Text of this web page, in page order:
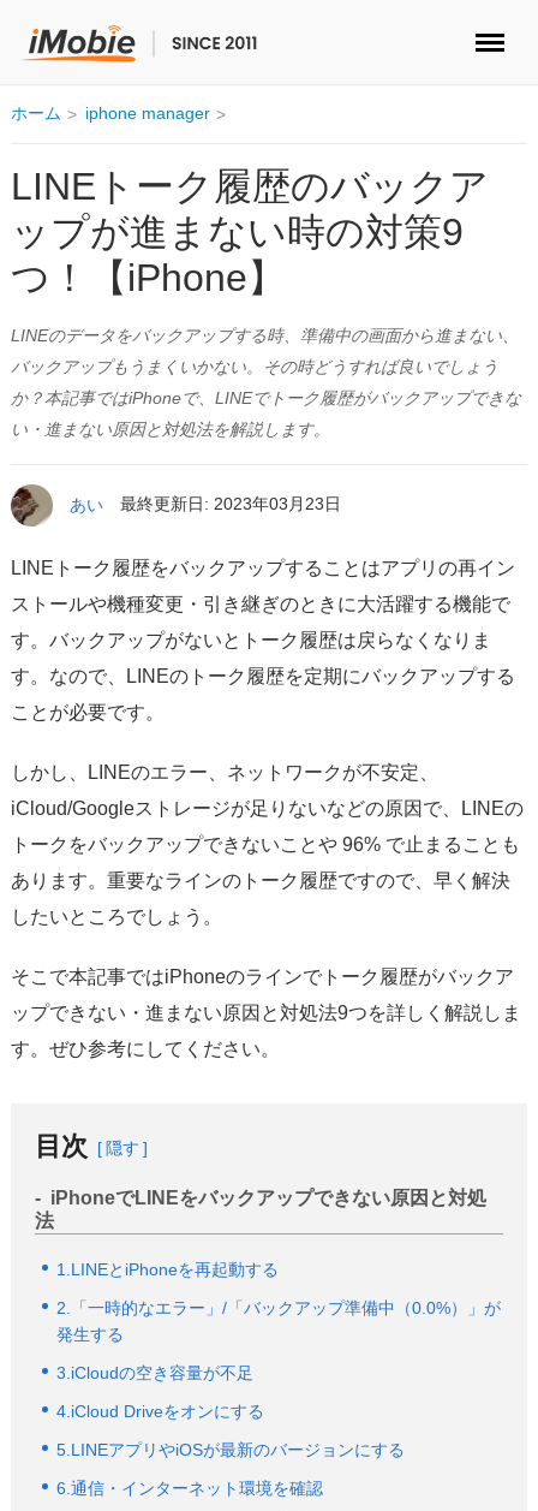
ロック解除&データ復元
データ転送
マルチメディア
便利ツール
ソリューション
ストア
ダウンロード
サポート
言語選択
ホーム iphone manager
LINEトーク履歴のバックア
ップが進まない時の対策9
つ！【iPhone】
LINEのデータをバックアップする時、準備中の画面から進まない、
バックアップもうまくいかない。その時どうすれば良いでしょう
か？本記事ではiPhoneで、LINEでトーク履歴がバックアップできな
い・進まない原因と対処法を解説します。
あい 最終更新日: 2023年03月23日
LINEトーク履歴をバックアップすることはアプリの再イン
ストールや機種変更・引き継ぎのときに大活躍する機能で
す。バックアップがないとトーク履歴は戻らなくなりま
す。なので、LINEのトーク履歴を定期にバックアップする
ことが必要です。
しかし、LINEのエラー、ネットワークが不安定、
iCloud/Googleストレージが足りないなどの原因で、LINEの
トークをバックアップできないことや 96% で止まることも
あります。重要なラインのトーク履歴ですので、早く解決
したいところでしょう。
そこで本記事ではiPhoneのラインでトーク履歴がバックア
ップできない・進まない原因と対処法9つを詳しく解説しま
す。ぜひ参考にしてください。
目次 隠す
iPhoneでLINEをバックアップできない原因と対処
法
1.LINEとiPhoneを再起動する
2.「一時的なエラー」/「バックアップ準備中（0.0%）」が
発生する
3.iCloudの空き容量が不足
4.iCloud Driveをオンにする
5.LINEアプリやiOSが最新のバージョンにする
6.通信・インターネット環境を確認